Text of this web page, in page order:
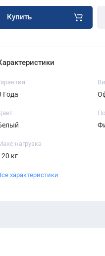
Купить
Года
нагрузка
кг
характеристики